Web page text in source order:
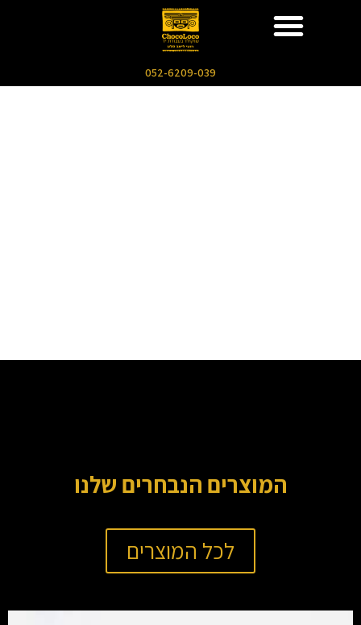
052-6209-039
המוצרים הנבחרים שלנו
לכל המוצרים